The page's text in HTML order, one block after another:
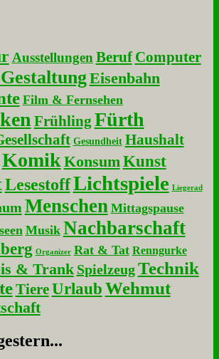
Ausstellungen Beruf Computer
Eisenbahn
Film & Fernsehen
Frühling Fürth
Gesundheit Haushalt
KomikKonsumKunst
LesestoffLichtspiele Liegerad
Menschen Mittagspause
Musik Nachbarschaft
Organizer Rat & Tat Renngurke
& Trank Spielzeug Technik
Tiere UrlaubWehmut